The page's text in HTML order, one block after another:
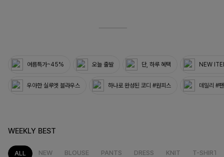
여름특가~45% 오늘 출발 단, 하루 혜택 NEW
우아한 실루엣 블라우스 하나로 완성된 코디 #원피스 데일리 #
WEEKLY BEST
ALL NEW BLOUSE PANTS DRESS KNIT T-SHIRT